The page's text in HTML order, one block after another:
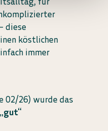
diese
köstlichen
immer
02/26) wurde das
„gut“